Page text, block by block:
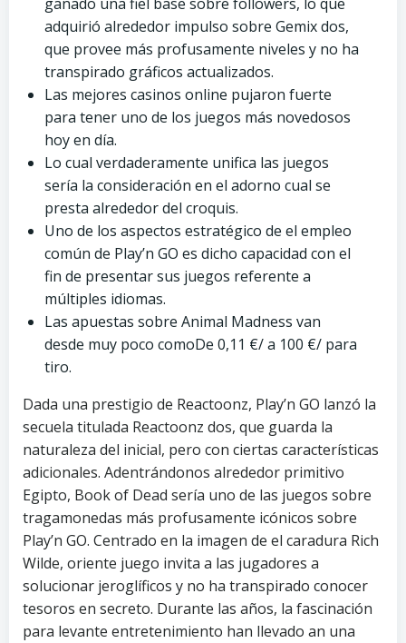
adquirió alrededor impulso sobre Gemix dos,
que provee más profusamente niveles y no ha
transpirado gráficos actualizados.
Las mejores casinos online pujaron fuerte
para tener uno de los juegos más novedosos
hoy en día.
Lo cual verdaderamente unifica las juegos
serí­a la consideración en el adorno cual se
presta alrededor del croquis.
Uno de los aspectos estratégico de el empleo
común de Play’n GO es dicho capacidad con el
fin de presentar sus juegos referente a
múltiples idiomas.
Las apuestas sobre Animal Madness van
desde muy poco comoDe 0,11 €/ a 100 €/ para
tiro.
Dada una prestigio de Reactoonz, Play’n GO lanzó la
secuela titulada Reactoonz dos, que guarda la
naturaleza del inicial, pero con ciertas características
adicionales. Adentrándonos alrededor primitivo
Egipto, Book of Dead serí­a uno de las juegos sobre
tragamonedas más profusamente icónicos sobre
Play’n GO. Centrado en la imagen de el caradura Rich
Wilde, oriente juego invita a las jugadores a
solucionar jeroglíficos y no ha transpirado conocer
tesoros en secreto. Durante las años, la fascinación
para levante entretenimiento han llevado an una